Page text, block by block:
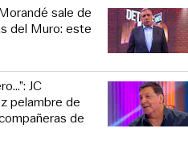
sale de
del Muro: este
JC
pelambre de
de